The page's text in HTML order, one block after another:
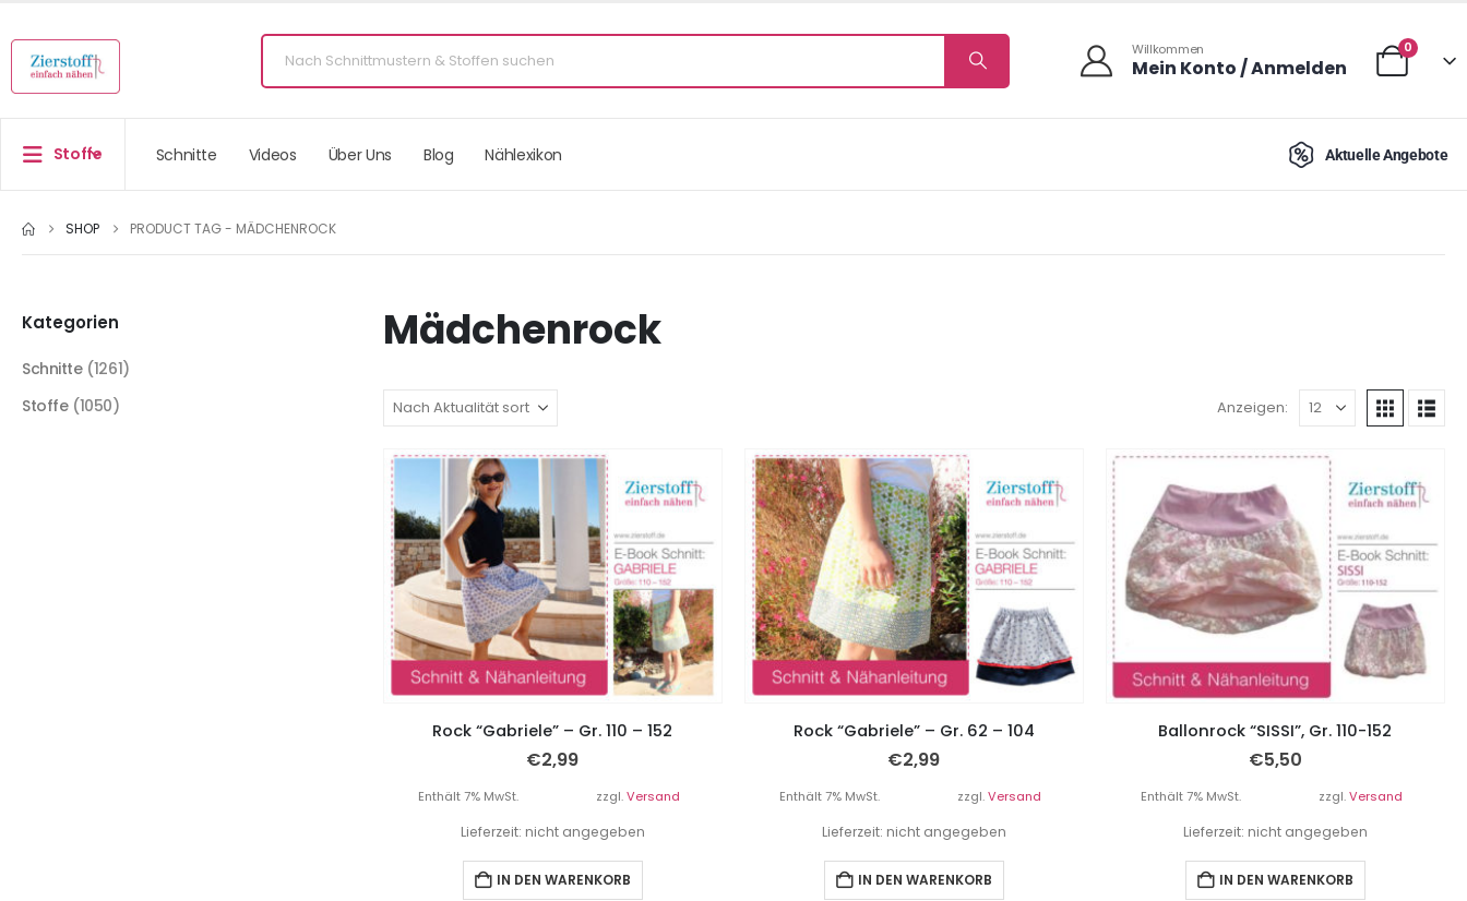
Willkommen
Mein Konto / Anmelden
0
Stoffe Schnitte Videos Über Uns Blog Nählexikon Aktuelle Angebote
SHOP PRODUCT TAG - MÄDCHENROCK
Mädchenrock
Anzeigen:
Rock “Gabriele” – Gr. 110 – 152
€2,99
Enthält 7% MwSt. zzgl.Versand
Lieferzeit: nicht angegeben
IN DEN WARENKORB
Rock “Gabriele” – Gr. 62 – 104
€2,99
Enthält 7% MwSt. zzgl.Versand
Lieferzeit: nicht angegeben
IN DEN WARENKORB
Ballonrock “SISSI”, Gr. 110-152
€5,50
Enthält 7% MwSt. zzgl.Versand
Lieferzeit: nicht angegeben
IN DEN WARENKORB
Kategorien
Schnitte (1261)
Stoffe (1050)